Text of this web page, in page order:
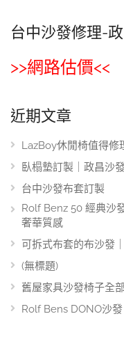
台中沙發修理-
>>網路估價<<
近期文章
LazBoy休閒椅值得修
臥榻墊訂製｜政昌沙
台中沙發布套訂製
Rolf Benz 50 經典沙
奢華質感
可拆式布套的布沙發
(無標題)
舊屋家具沙發椅子全
Rolf Bens DONO沙發